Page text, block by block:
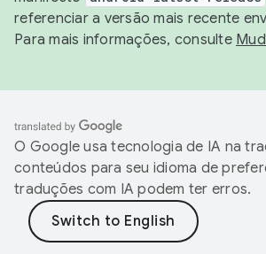
referenciar a versão mais recente
Para mais informações, consulte
O Google usa tecnologia de IA na
conteúdos para seu idioma de
traduções com IA podem ter erros.